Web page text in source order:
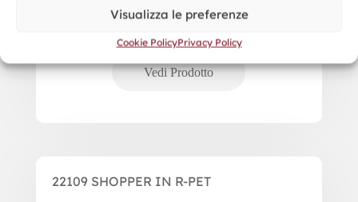
Visualizza le preferenze
Cookie PolicyPrivacy Policy
22109 SHOPPER IN R-PET